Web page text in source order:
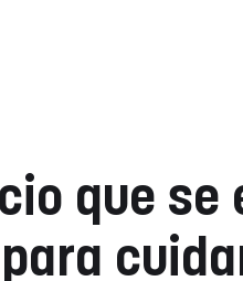
que se